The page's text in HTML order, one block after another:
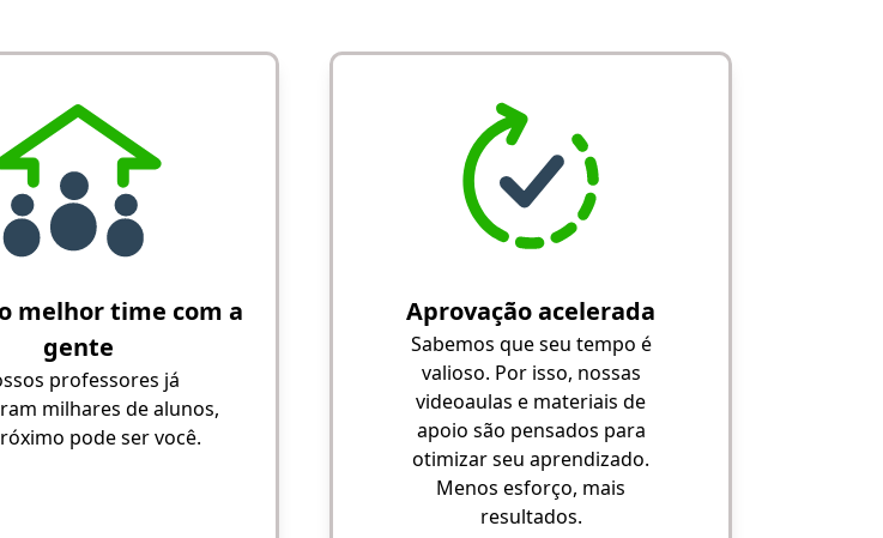
melhor time com a
gente
professores já
milhares de alunos,
pode ser você.
Aprovação acelerada
Sabemos que seu tempo é
valioso. Por isso, nossas
videoaulas e materiais de
apoio são pensados para
otimizar seu aprendizado.
Menos esforço, mais
resultados.